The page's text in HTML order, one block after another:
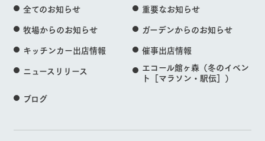
全てのお知らせ
重要なお知らせ
牧場からのお知らせ
ガーデンからのお知らせ
キッチンカー出店情報
催事出店情報
ニュースリリース
エコール館ヶ森（冬のイベン
ト［マラソン・駅伝］）
ブログ